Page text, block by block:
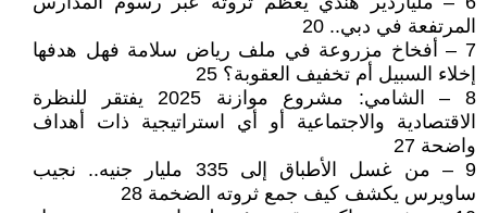
المرتفعة في دبي.. 20
7 – أفخاخ مزروعة في ملف رياض سلامة فهل هدفها
إخلاء السبيل أم تخفيف العقوبة؟ 25
8 – الشامي: مشروع موازنة 2025 يفتقر للنظرة
الاقتصادية والاجتماعية أو أي استراتيجية ذات أهداف
واضحة 27
9 – من غسل الأطباق إلى 335 مليار جنيه.. نجيب
ساويرس يكشف كيف جمع ثروته الضخمة 28